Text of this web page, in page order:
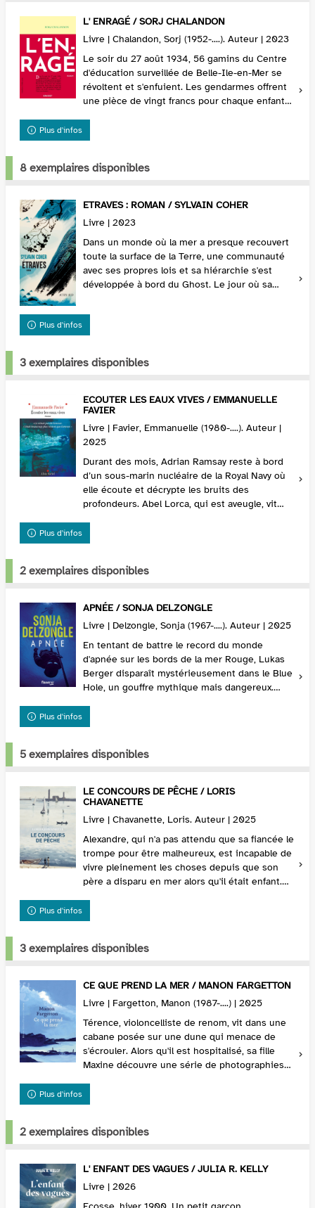
L' ENRAGÉ / SORJ CHALANDON
Livre | Chalandon, Sorj (1952-....). Auteur | 2023
Le soir du 27 août 1934, 56 gamins du Centre
d'éducation surveillée de Belle-Ile-en-Mer se
révoltent et s'enfuient. Les gendarmes offrent
une pièce de vingt francs pour chaque enfant
Plus d'infos
8 exemplaires disponibles
ETRAVES : ROMAN / SYLVAIN COHER
Livre | 2023
Dans un monde où la mer a presque recouvert
toute la surface de la Terre, une communauté
avec ses propres lois et sa hiérarchie s'est
développée à bord du Ghost. Le jour où sa
est prê...
Plus d'infos
3 exemplaires disponibles
ECOUTER LES EAUX VIVES / EMMANUELLE
FAVIER
Livre | Favier, Emmanuelle (1980-....). Auteur |
2025
Durant des mois, Adrian Ramsay reste à bord
d’un sous-marin nucléaire de la Royal Navy où
elle écoute et décrypte les bruits des
profondeurs. Abel Lorca, qui est aveugle, vit
Plus d'infos
2 exemplaires disponibles
APNÉE / SONJA DELZONGLE
Livre | Delzongle, Sonja (1967-....). Auteur | 2025
En tentant de battre le record du monde
d'apnée sur les bords de la mer Rouge, Lukas
Berger disparaît mystérieusement dans le Blue
Hole, un gouffre mythique mais dangereux.
Plus d'infos
5 exemplaires disponibles
LE CONCOURS DE PÊCHE / LORIS
CHAVANETTE
Livre | Chavanette, Loris. Auteur | 2025
Alexandre, qui n'a pas attendu que sa fiancée le
trompe pour être malheureux, est incapable de
vivre pleinement les choses depuis que son
père a disparu en mer alors qu'il était enfant.
Plus d'infos
3 exemplaires disponibles
CE QUE PREND LA MER / MANON FARGETTON
Livre | Fargetton, Manon (1987-....) | 2025
Térence, violoncelliste de renom, vit dans une
cabane posée sur une dune qui menace de
s'écrouler. Alors qu'il est hospitalisé, sa fille
Maxine découvre une série de photographies
Plus d'infos
2 exemplaires disponibles
L' ENFANT DES VAGUES / JULIA R. KELLY
Livre | 2026